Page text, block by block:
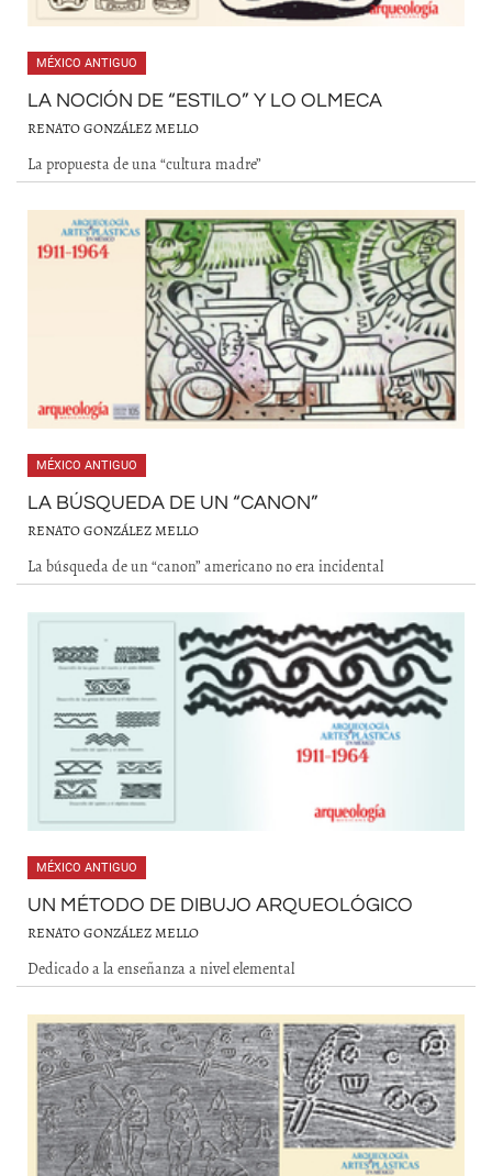
MÉXICO ANTIGUO
LA NOCIÓN DE “ESTILO” Y LO OLMECA
RENATO GONZÁLEZ MELLO
La propuesta de una “cultura madre”
MÉXICO ANTIGUO
LA BÚSQUEDA DE UN “CANON”
RENATO GONZÁLEZ MELLO
La búsqueda de un “canon” americano no era incidental
MÉXICO ANTIGUO
UN MÉTODO DE DIBUJO ARQUEOLÓGICO
RENATO GONZÁLEZ MELLO
Dedicado a la enseñanza a nivel elemental